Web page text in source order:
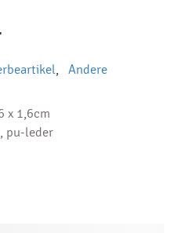
nákupe
reklamné premedy?
Andere
x 1,6cm
pu-leder